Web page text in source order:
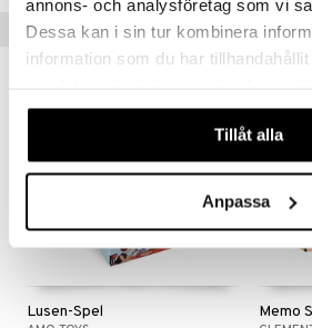
annons- och analysföretag som vi
Dessa kan i sin tur kombinera
information som du har
våra cookies vid fortsatt
Tillåt alla
Anpassa
Populära
Lusen-Spel